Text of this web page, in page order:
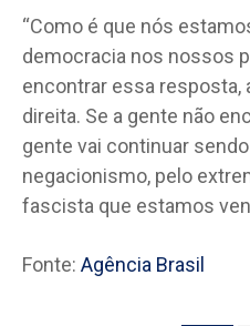
“Como é que nós
democracia nos nossos
encontrar essa resposta,
direita. Se a gente não
gente vai continuar
negacionismo, pelo
fascista que estamos
Fonte: Agência Brasil